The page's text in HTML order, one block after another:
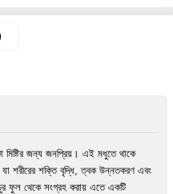
জন্য জনপ্রিয়। এই মধুতে থাকে
যা শরীরের শক্তি বৃদ্ধি, ত্বক উন্নতকরণ এবং
ফুল থেকে সংগ্রহ করায় এতে একটি